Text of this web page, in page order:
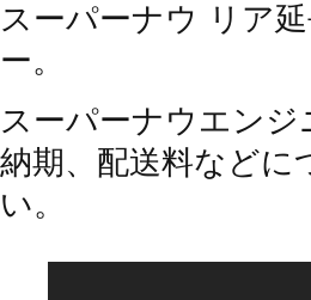
スーパーナウ リア
ー。
スーパーナウエン
納期、配送料など
い。